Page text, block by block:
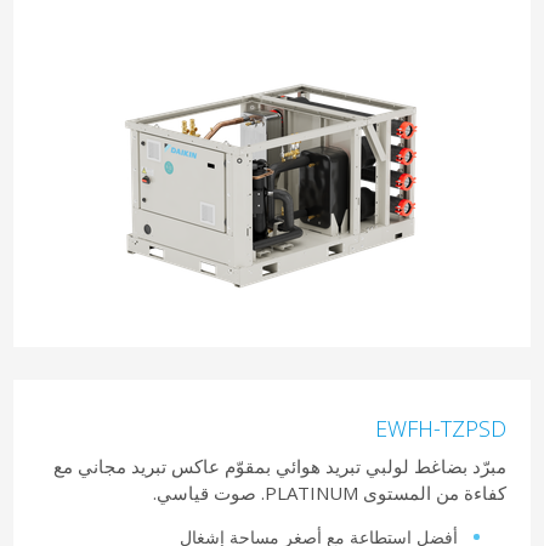
EWFH-TZPSD
مبرّد بضاغط لولبي تبريد هوائي بمقوّم عاكس تبريد مجاني مع
كفاءة من المستوى PLATINUM. صوت قياسي.
أفضل استطاعة مع أصغر مساحة إشغال